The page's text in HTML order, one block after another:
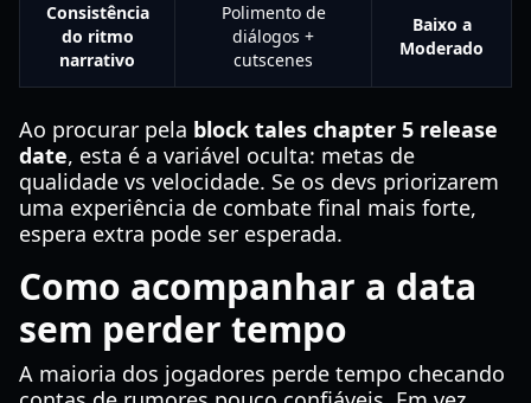
Consistência
do ritmo
narrativo
Polimento de
diálogos +
cutscenes
Baixo a
Moderado
Ao procurar pela block tales chapter 5 release
date, esta é a variável oculta: metas de
qualidade vs velocidade. Se os devs priorizarem
uma experiência de combate final mais forte,
espera extra pode ser esperada.
Como acompanhar a data
sem perder tempo
A maioria dos jogadores perde tempo checando